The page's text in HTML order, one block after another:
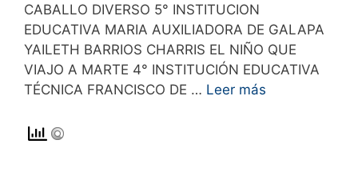
CABALLO DIVERSO 5° INSTITUCION
EDUCATIVA MARIA AUXILIADORA DE GALAPA
YAILETH BARRIOS CHARRIS EL NIÑO QUE
VIAJO A MARTE 4° INSTITUCIÓN EDUCATIVA
TÉCNICA FRANCISCO DE … Leer más